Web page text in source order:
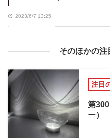
2023/6/7 13:25
そのほかの注
注目
第
ー）